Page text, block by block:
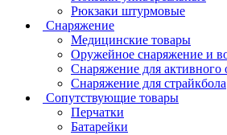
Рюкзаки штурмовые
Снаряжение
Медицинские товары
Оружейное снаряжение и
Снаряжение для активного
Снаряжение для страйкбола
Сопутствующие товары
Перчатки
Батарейки